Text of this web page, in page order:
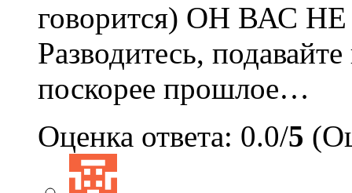
говорится) ОН ВАС
Разводитесь,
поскорее прошлое…
Оценка ответа: 0.0/5